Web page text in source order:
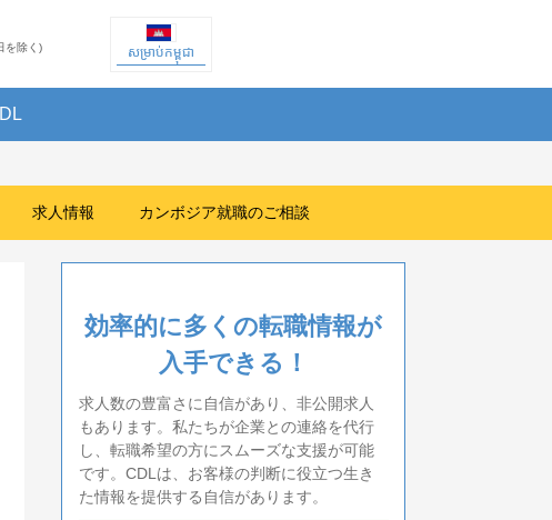
を除く)
សម្រាប់កម្ពុជា
求人情報 カンボジア就職のご相談
効率的に多くの転職情報が
入手できる！
求人数の豊富さに自信があり、非公開求人
もあります。私たちが企業との連絡を代行
し、転職希望の方にスムーズな支援が可能
です。CDLは、お客様の判断に役立つ生き
た情報を提供する自信があります。